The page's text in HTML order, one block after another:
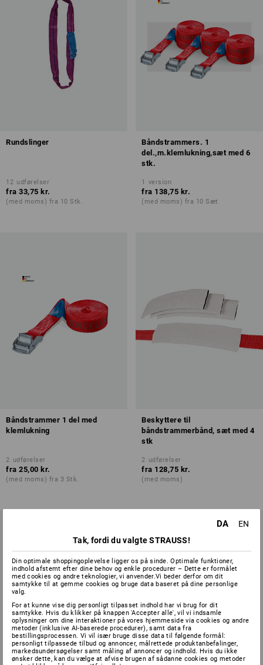
Rundslinger
12 udførelser
fra 33,75 kr.
(med moms) fra 10 Stk.
Båndstrammers. 1
del.,m.klemlukning,sæt med 6
stk.
1 version
fra 138,75 kr.
(med moms) fra 10 Sæt
Båndstrammer 1 del med
klemlukning
2 udførelser
fra 25,00 kr.
(med moms) fra 3 Stk.
Beskyttere til
båndstrammerbånd, sæt med 4
stk
2 udførelser
fra 128,75 kr.
(med moms)
DA
EN
Tak, fordi du valgte STRAUSS!
Din optimale shoppingoplevelse ligger os på sinde. Optimale funktioner,
indhold afstemt efter dine behov og enkle procedurer – Dette er formålet
med cookies og andre teknologier, vi anvender.Vi beder derfor om dit
samtykke til at gemme cookies og bruge data baseret på dine personlige
valg.
For at kunne vise dig personligt tilpasset indhold har vi brug for dit
samtykke. Hvis du klikker på knappen 'Accepter alle', vil vi indsamle
oplysninger om dine interaktioner på vores hjemmeside via cookies og andre
metoder (inklusive AI-baserede procedurer), samt data fra
bestillingsprocessen. Vi vil især bruge disse data til følgende formål:
personligt tilpassede tilbud og annoncer, målrettede produktanbefalinger,
markedsundersøgelser samt måling af annoncer og indhold. Hvis du ikke
ønsker dette, kan du vælge at afvise brugen af sådanne cookies og metoder